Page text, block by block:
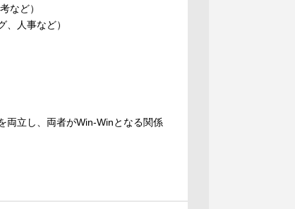
など）
人事など）
両立し、両者がWin-Winとなる関係